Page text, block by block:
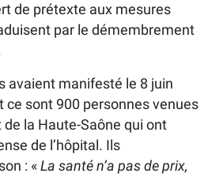
de prétexte aux mesures
par le démembrement
avaient manifesté le 8 juin
ce sont 900 personnes venues
la Haute-Saône qui ont
de l’hôpital. Ils
: «La santé n’a pas de prix,